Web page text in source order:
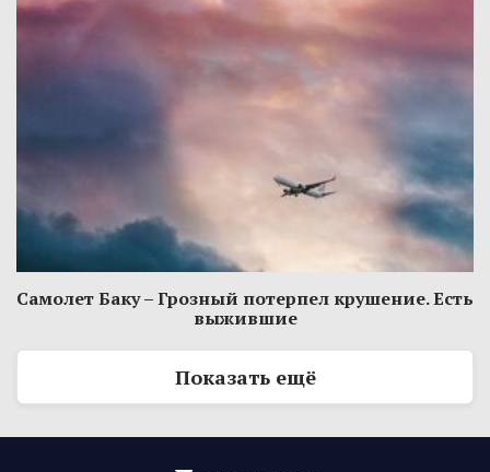
Самолет Баку – Грозный потерпел крушение. Есть
выжившие
Показать ещё